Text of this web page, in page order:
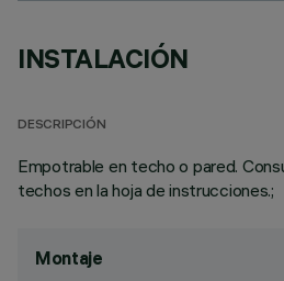
INSTALACIÓN
DESCRIPCIÓN
Empotrable en techo o pared.
techos en la hoja de instrucciones.;
Montaje